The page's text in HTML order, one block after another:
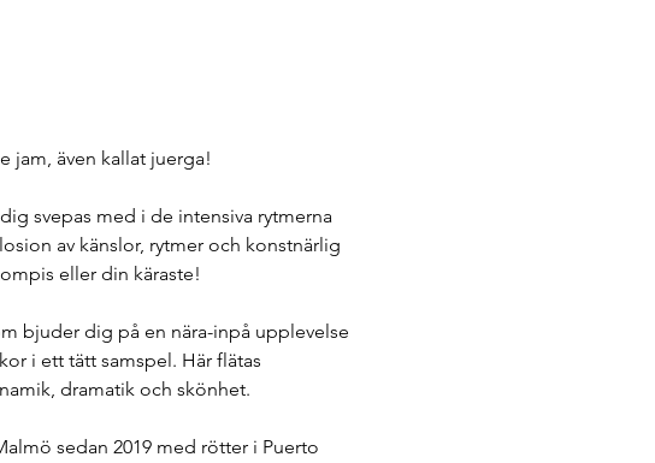
jam, även kallat juerga!
svepas med i de intensiva rytmerna
av känslor, rytmer och konstnärlig
eller din käraste!
bjuder dig på en nära-inpå upplevelse
i ett tätt samspel. Här flätas
dramatik och skönhet.
sedan 2019 med rötter i Puerto